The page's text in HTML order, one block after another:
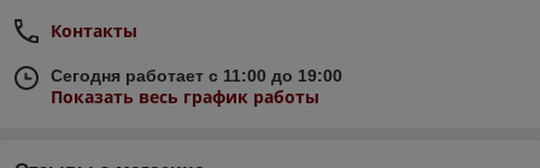
Контакты
Сегодня работает с 11:00 до 19:00
Показать весь график работы